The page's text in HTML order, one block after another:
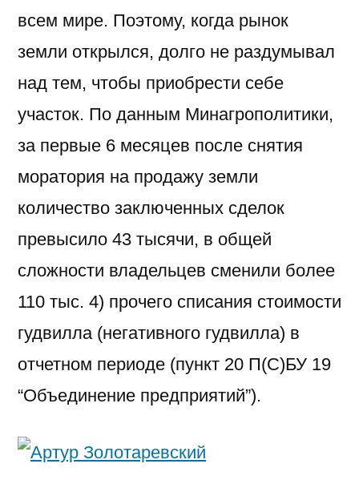
всем мире. Поэтому, когда рынок
земли открылся, долго не раздумывал
над тем, чтобы приобрести себе
участок. По данным Минагрополитики,
за первые 6 месяцев после снятия
моратория на продажу земли
количество заключенных сделок
превысило 43 тысячи, в общей
сложности владельцев сменили более
110 тыс. 4) прочего списания стоимости
гудвилла (негативного гудвилла) в
отчетном периоде (пункт 20 П(С)БУ 19
“Объединение предприятий”).